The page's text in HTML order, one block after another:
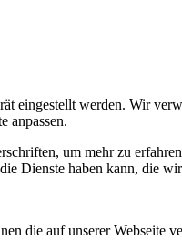
eingestellt werden. Wir
anpassen.
um mehr zu
Dienste haben kann, die
die auf unserer Webseite